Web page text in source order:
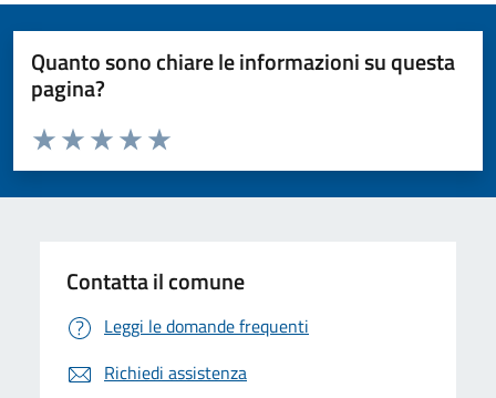
Quanto sono chiare le informazioni su questa
pagina?
Valuta da 1 a 5 stelle la pagina
Valuta 5 stelle su 5
Valuta 4 stelle su 5
Valuta 3 stelle su 5
Valuta 2 stelle su 5
Valuta 1 stelle su 5
Contatta il comune
Leggi le domande frequenti
Richiedi assistenza